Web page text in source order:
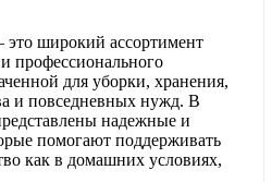
широкий ассортимент
профессионального
для уборки, хранения,
и повседневных нужд. В
надежные и
помогают поддерживать
как в домашних условиях,